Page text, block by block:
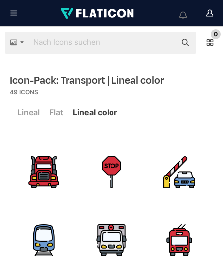
0
Icon-Pack: Transport| Lineal color
49 ICONS
Lineal Flat Lineal color